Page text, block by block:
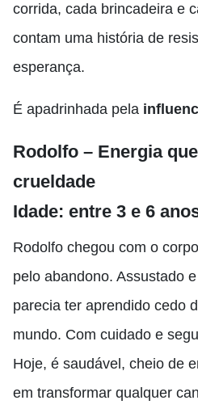
corrida, cada brincadeira e
contam uma história de
esperança.
É apadrinhada pela
Rodolfo – Energia
crueldade
Idade: entre 3 e 6
Rodolfo chegou com o
pelo abandono. Assustado
parecia ter aprendido cedo
mundo. Com cuidado e
Hoje, é saudável, cheio de
em transformar qualquer